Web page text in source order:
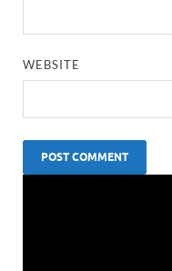
WEBSITE